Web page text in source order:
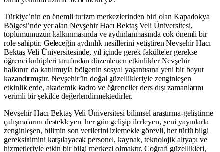
Türkiye’nin en önemli turizm merkezlerinden biri olan Kapadokya
Bölgesi’nde yer alan Nevşehir Hacı Bektaş Veli Üniversitesi,
toplumumuzun kalkınmasında ve aydınlanmasında çok önemli bir
role sahiptir. Geleceğin aydınlık nesillerini yetiştiren Nevşehir Hacı
Bektaş Veli Üniversitesinde, yıl içinde gerek fakülteler gerekse
öğrenci kulüpleri tarafından düzenlenen etkinlikler Nevşehir
halkının da katılımıyla bölgenin sosyal yaşantısına yeni bir boyut
kazandırmıştır. Nevşehir’in doğal güzellikleriyle zenginleşen
etkinliklerde, akademik kadro ve öğrenciler ders dışı zamanlarını
verimli bir şekilde değerlendirmektedirler.
Nevşehir Hacı Bektaş Veli Üniversitesi bilimsel araştırma-geliştirme
çalışmalarını destekleyen, her gün gelişip ilerleyen, yeni yayınlarla
zenginleşen, bilimin son verilerini izlemekle görevli, her türlü bilgi
gereksinimini karşılayacak personel, kaynak, teknolojik altyapı ve
hizmetleriyle etkin bir bilgi merkezi olmaktır. Coğrafi güzellikleri,